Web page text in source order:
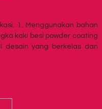
1. Menggunakan bahan
kaki besi powder coating
desain yang berkelas dan